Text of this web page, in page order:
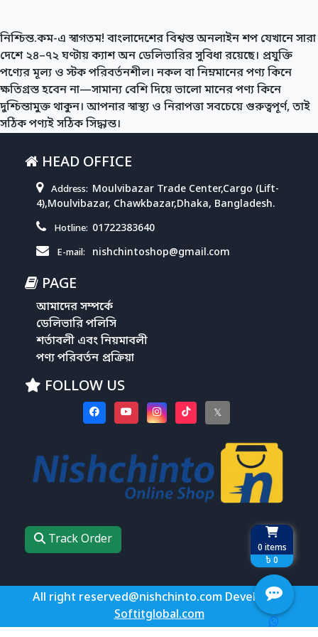
0 items
৳ 0
নিশ্চিন্ত.কম-এ স্বাগতম! বাংলাদেশের বিশ্বস্ত অনলাইন শপ যেখানে সারা
দেশে ২৪–৭২ ঘণ্টায় ক্যাশ অন ডেলিভারির সুবিধা রয়েছে। প্রযুক্তি
পণ্যের মূল্য ও স্টক পরিবর্তনশীল। নকল বা নিম্নমানের পণ্য কিনে
ক্ষতিগ্রস্ত হবেন না—সামান্য বেশি দিয়ে ভালো মানের পণ্য কিনে
দুশ্চিন্তামুক্ত থাকুন। আপনার স্বাস্থ্য ও নিরাপত্তা সবচেয়ে গুরুত্বপূর্ণ, তাই
সঠিক পণ্যই সঠিক সিদ্ধান্ত।
HEAD OFFICE
Address: Moulvibazar Trade Center,Cargo (Lift-
4),Moulvibazar, Chawkbazar,Dhaka, Bangladesh.
Hotline: 01722383640
E-mail: nishchintoshop@gmail.com
PAGE
আমাদের সম্পর্কে
ডেলিভারি পলিসি
শর্তাবলী এবং নিয়মাবলী
পণ্য পরিবর্তন প্রক্রিয়া
FOLLOW US
𝕏
Track Order
All right reserved@nishchinto.com Develop by
Softitglobal.com